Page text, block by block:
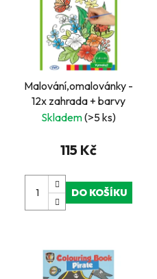
Malování,omalovánky -
12x zahrada + barvy
Skladem(>5 ks)
115 Kč
DO KOŠÍKU